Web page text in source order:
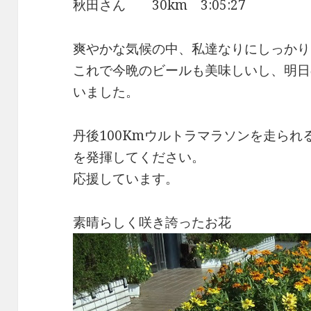
秋田さん 30km 3:05:27
爽やかな気候の中、私達なりにしっか
これで今晩のビールも美味しいし、明
いました。
丹後100Kmウルトラマラソンを走られ
を発揮してください。
応援しています。
素晴らしく咲き誇ったお花